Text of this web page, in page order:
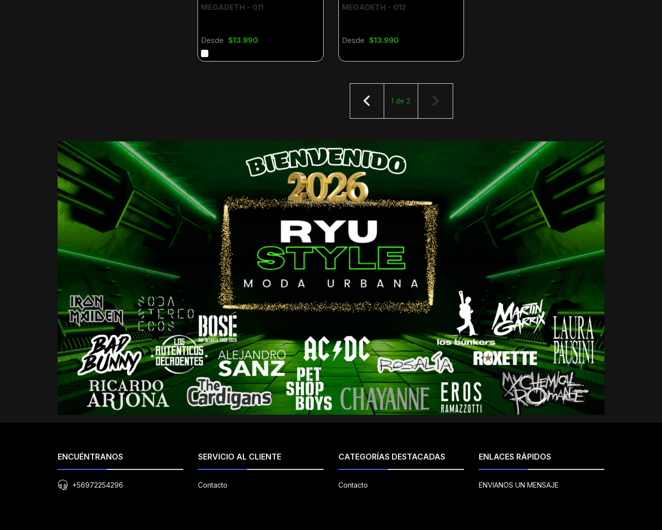
MEGADETH - 011
Desde $13.990
MEGADETH - 012
Desde $13.990
1 de 2
ENCUÉNTRANOS
+56972254296
SERVICIO AL CLIENTE
Contacto
CATEGORÍAS DESTACADAS
Contacto
ENLACES RÁPIDOS
ENVIANOS UN MENSAJE